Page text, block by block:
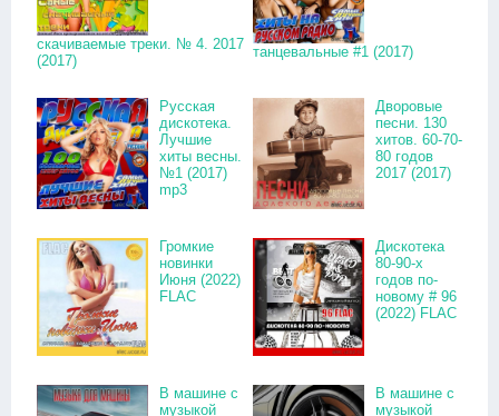
скачиваемые треки. № 4. 2017
(2017)
танцевальные #1 (2017)
Русская
дискотека.
Лучшие
хиты весны.
№1 (2017)
mp3
Дворовые
песни. 130
хитов. 60-70-
80 годов
2017 (2017)
Громкие
новинки
Июня (2022)
FLAC
Дискотека
80-90-х
годов по-
новому # 96
(2022) FLAC
В машине с
музыкой
В машине с
музыкой